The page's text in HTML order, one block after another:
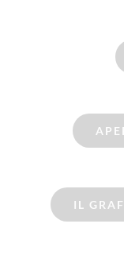
IL